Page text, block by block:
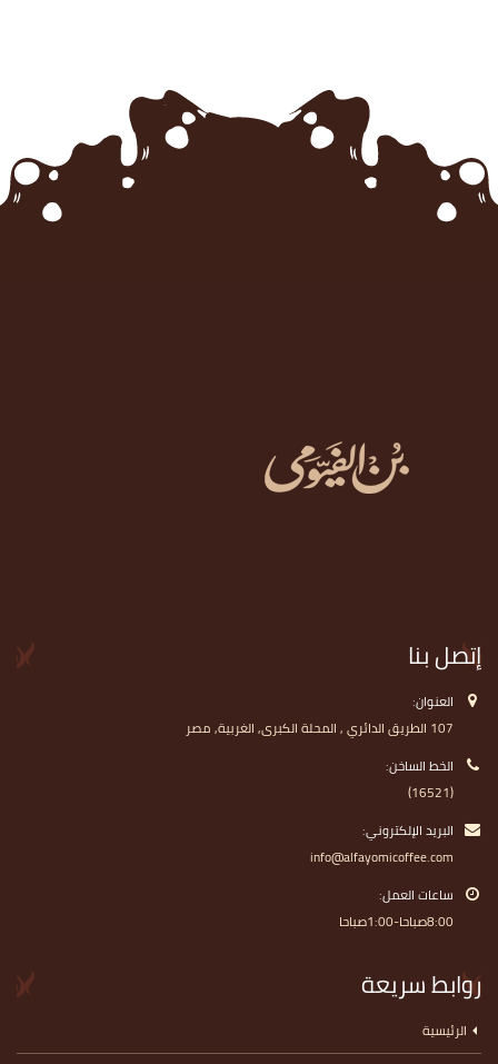
إتصل بنا
العنوان:
107 الطريق الدائري , المحلة الكبرى, الغربية, مصر
الخط الساخن:
(16521)
البريد الإلكتروني:
info@alfayomicoffee.com
ساعات العمل:
8:00صباحا-1:00صباحا
روابط سريعة
الرئيسية